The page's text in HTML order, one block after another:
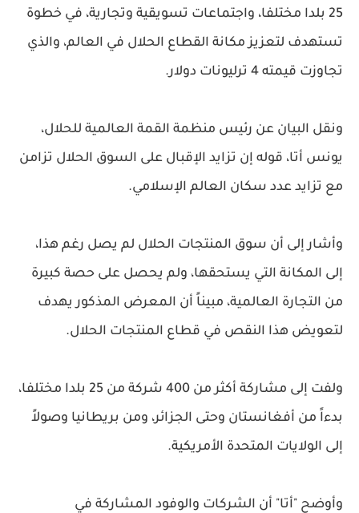
25 بلدا مختلفا، واجتماعات تسويقية وتجارية، في خطوة
تستهدف لتعزيز مكانة القطاع الحلال في العالم، والذي
تجاوزت قيمته 4 ترليونات دولار.
ونقل البيان عن رئيس منظمة القمة العالمية للحلال،
يونس أتا، قوله إن تزايد الإقبال على السوق الحلال تزامن
مع تزايد عدد سكان العالم الإسلامي.
وأشار إلى أن سوق المنتجات الحلال لم يصل رغم هذا،
إلى المكانة التي يستحقها، ولم يحصل على حصة كبيرة
من التجارة العالمية، مبيناً أن المعرض المذكور يهدف
لتعويض هذا النقص في قطاع المنتجات الحلال.
ولفت إلى مشاركة أكثر من 400 شركة من 25 بلدا مختلفا،
بدءاً من أفغانستان وحتى الجزائر، ومن بريطانيا وصولاً
إلى الولايات المتحدة الأمريكية.
وأوضح "أتا" أن الشركات والوفود المشاركة في